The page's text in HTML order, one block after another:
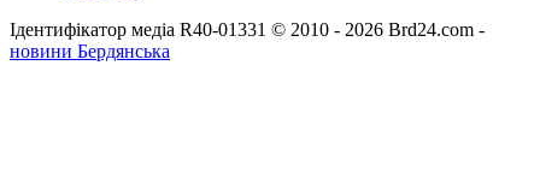
Ідентифікатор медіа R40-01331 © 2010 - 2026 Brd24.com -
новини Бердянська